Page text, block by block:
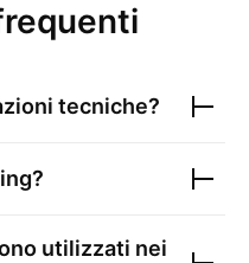
tecniche?
utilizzati nei